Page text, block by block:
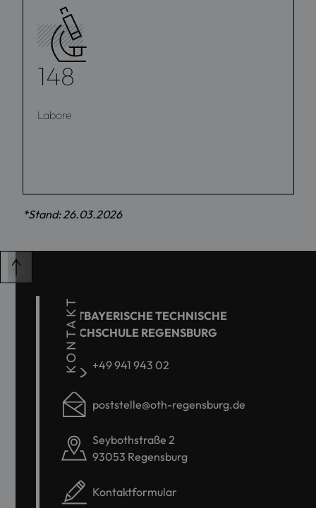
148
Labore
*Stand: 26.03.2026
KONTAKT
OSTBAYERISCHE TECHNISCHE
HOCHSCHULE REGENSBURG
+49 941 943 02
poststelle@oth-regensburg.de
Seybothstraße 2
93053 Regensburg
Kontaktformular